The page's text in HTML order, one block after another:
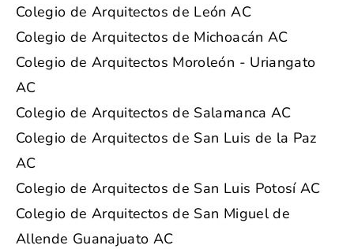
Colegio de Arquitectos de León AC
Colegio de Arquitectos de Michoacán AC
Colegio de Arquitectos Moroleón - Uriangato
AC
Colegio de Arquitectos de Salamanca AC
Colegio de Arquitectos de San Luis de la Paz
AC
Colegio de Arquitectos de San Luis Potosí AC
Colegio de Arquitectos de San Miguel de
Allende Guanajuato AC